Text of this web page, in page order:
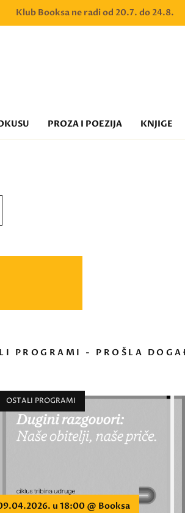
Klub Booksa ne radi od 20.7. do 24.8.
PROZA I POEZIJA KNJIGE
PROGRAMI - PROŠLA
OSTALI PROGRAMI
u 18:00 @ Booksa